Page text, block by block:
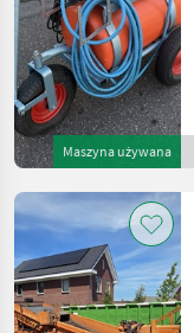
Maszyna używana